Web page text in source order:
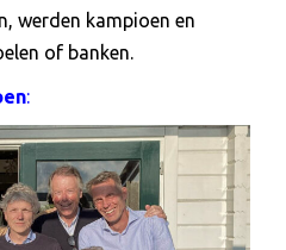
werden kampioen en
of banken.
: